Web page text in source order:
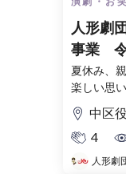
人形劇
事業 令
のため
夏休み、
楽しい思
中区
4
人形劇